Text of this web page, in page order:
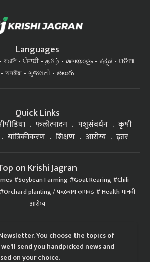
Languages
বাঙালি ਪੰਜਾਬੀ தமிழ் മലയാളം ಕನ್ನಡ
ଓଡିଆ
অসমীয়া
ગુજરાતી తెలుగు
Quick Links
फलोत्पादन पशुसंवर्धन
कृषी
यांत्रिकीकरण शिक्षण आरोग्य इतर
on Krishi Jagran
Soybean Farming Goat Rearing Chili
Orchard planting / फळबाग लागवड Health मानवी
आरोग्य
You choose the topics of
send you handpicked news and
on your choice.